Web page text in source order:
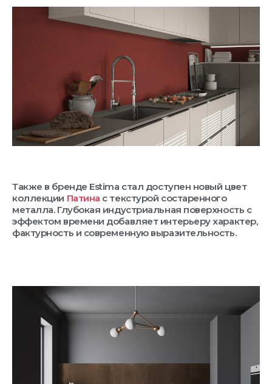
Также в бренде Estima стал доступен новый цвет
коллекции Патина с текстурой состаренного
металла. Глубокая индустриальная поверхность с
эффектом времени добавляет интерьеру характер,
фактурность и современную выразительность.